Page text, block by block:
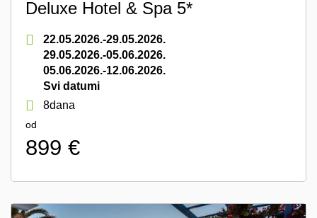
Deluxe Hotel & Spa 5*
22.05.2026.-29.05.2026.
29.05.2026.-05.06.2026.
05.06.2026.-12.06.2026.
Svi datumi
8dana
od
899 €